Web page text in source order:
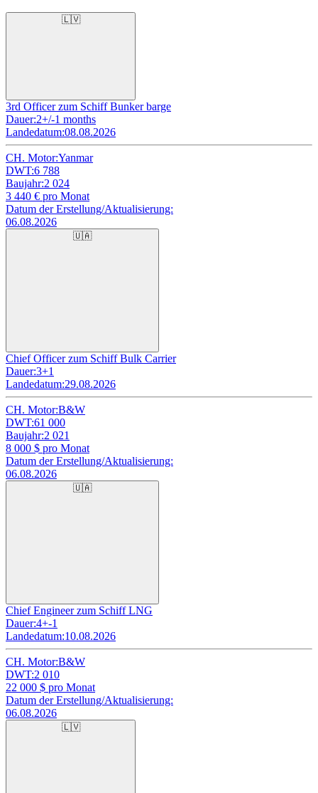
🇱🇻
3rd Officer zum Schiff Bunker barge
Dauer:2+/-1 months
Landedatum:08.08.2026
CH. Motor:Yanmar
DWT:6 788
Baujahr:2 024
3 440 € pro Monat
Datum der Erstellung/Aktualisierung:
06.08.2026
🇺🇦
Chief Officer zum Schiff Bulk Carrier
Dauer:3+1
Landedatum:29.08.2026
CH. Motor:B&W
DWT:61 000
Baujahr:2 021
8 000 $ pro Monat
Datum der Erstellung/Aktualisierung:
06.08.2026
🇺🇦
Chief Engineer zum Schiff LNG
Dauer:4+-1
Landedatum:10.08.2026
CH. Motor:B&W
DWT:2 010
22 000 $ pro Monat
Datum der Erstellung/Aktualisierung:
06.08.2026
🇱🇻